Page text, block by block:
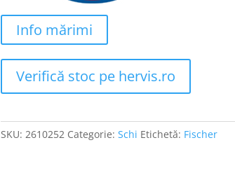
Info mărimi
Verifică stoc pe hervis.ro
SKU:2610252 Categorie:Schi Etichetă: Fischer